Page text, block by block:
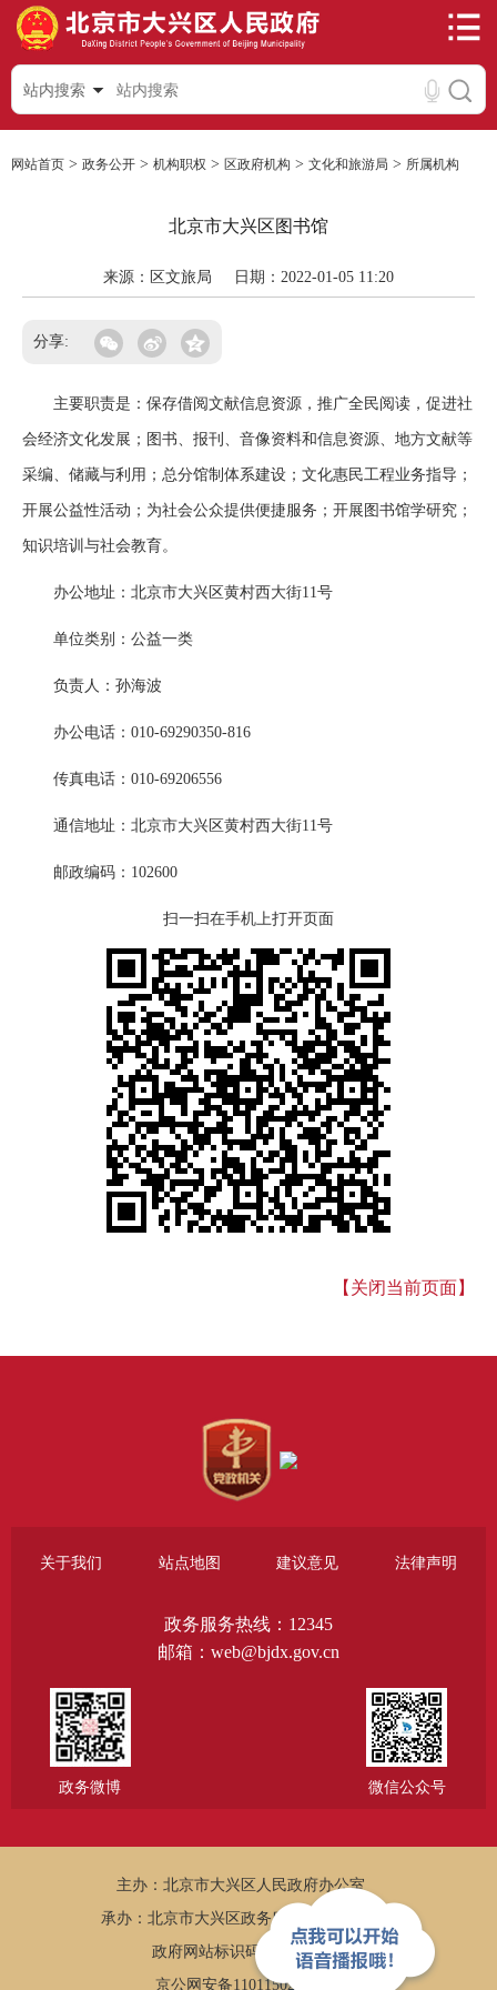
站内搜索
网站首页 > 政务公开 > 机构职权 > 区政府机构 > 文化和旅游局 > 所属机构
北京市大兴区图书馆
来源：区文旅局 日期：2022-01-05 11:20
分享:
主要职责是：保存借阅文献信息资源，推广全民阅读，促进社
会经济文化发展；图书、报刊、音像资料和信息资源、地方文献等
采编、储藏与利用；总分馆制体系建设；文化惠民工程业务指导；
开展公益性活动；为社会公众提供便捷服务；开展图书馆学研究；
知识培训与社会教育。
办公地址：北京市大兴区黄村西大街11号
单位类别：公益一类
负责人：孙海波
办公电话：010-69290350-816
传真电话：010-69206556
通信地址：北京市大兴区黄村西大街11号
邮政编码：102600
扫一扫在手机上打开页面
【关闭当前页面】
关于我们 站点地图 建议意见 法律声明
政务服务热线：12345
邮箱：web@bjdx.gov.cn
政务微博 微信公众号
主办：北京市大兴区人民政府办公室
承办：北京市大兴区政务服务和数据管理局
政府网站标识码：1101150005
京公网安备11011502002502